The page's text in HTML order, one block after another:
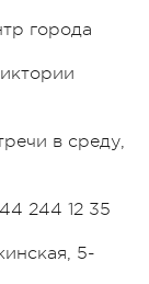
города
в среду,
244 12 35
5-